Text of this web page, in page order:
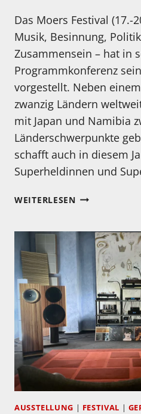
Das Moers Festival (17.-
Musik, Besinnung,
Zusammensein – hat in
Programmkonferenz
vorgestellt. Neben
zwanzig Ländern
mit Japan und Namibia
Länderschwerpunkte
schafft auch in diesem
Superheldinnen und
WEITERLESENMOERS
17.
-20.05.2024
AUSSTELLUNG | FESTIVAL |